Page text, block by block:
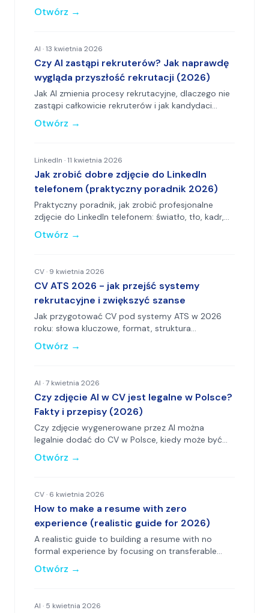
generowanych przez AI w 2026 roku.
Otwórz →
AI ·13 kwietnia 2026
Czy AI zastąpi rekruterów? Jak naprawdę
wygląda przyszłość rekrutacji (2026)
Jak AI zmienia procesy rekrutacyjne, dlaczego nie
zastąpi całkowicie rekruterów i jak kandydaci
mogą przygotować się na nowe realia.
Otwórz →
LinkedIn ·11 kwietnia 2026
Jak zrobić dobre zdjęcie do LinkedIn
telefonem (praktyczny poradnik 2026)
Praktyczny poradnik, jak zrobić profesjonalne
zdjęcie do LinkedIn telefonem: światło, tło, kadr,
strój i najczęstsze błędy.
Otwórz →
CV· 9 kwietnia 2026
CV ATS 2026 - jak przejść systemy
rekrutacyjne i zwiększyć szanse
Jak przygotować CV pod systemy ATS w 2026
roku: słowa kluczowe, format, struktura
dokumentu i najczęstsze błędy.
Otwórz →
AI ·7 kwietnia 2026
Czy zdjęcie AI w CV jest legalne w Polsce?
Fakty i przepisy (2026)
Czy zdjęcie wygenerowane przez AI można
legalnie dodać do CV w Polsce, kiedy może być
problematyczne i jak wygląda praktyka
rekrutacyjna.
Otwórz →
CV· 6 kwietnia 2026
How to make a resume with zero
experience (realistic guide for 2026)
A realistic guide to building a resume with no
formal experience by focusing on transferable
skills, responsibilities and a clear structure.
Otwórz →
AI · 5 kwietnia 2026